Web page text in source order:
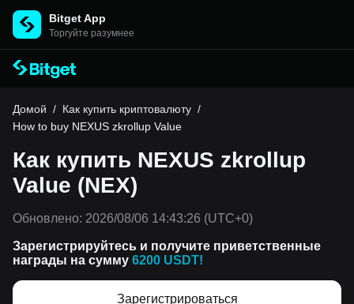
Bitget App
Торгуйте разумнее
Домой / Как купить криптовалюту /
How to buy NEXUS zkrollup Value
Как купить NEXUS zkrollup
Value (NEX)
Обновлено: 2026/08/06 14:43:26 (UTC+0)
Зарегистрируйтесь и получите приветственные
награды на сумму 6200 USDT!
Зарегистрироваться